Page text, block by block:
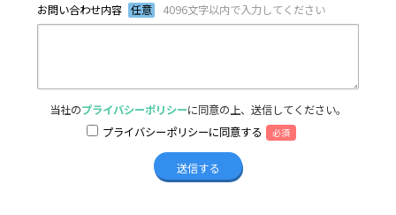
お問い合わせ内容 任意 4096文字以内で入力してください
当社のプライバシーポリシーに同意の上、送信してください。
プライバシーポリシーに同意する
必須